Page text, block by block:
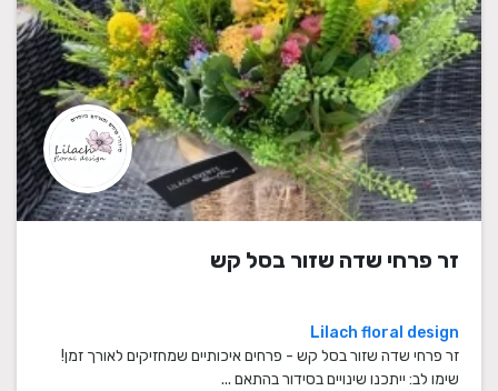
זר פרחי שדה שזור בסל קש
Lilach floral design
זר פרחי שדה שזור בסל קש - פרחים איכותיים שמחזיקים לאורך זמן!
שימו לב: ייתכנו שינויים בסידור בהתאם ...